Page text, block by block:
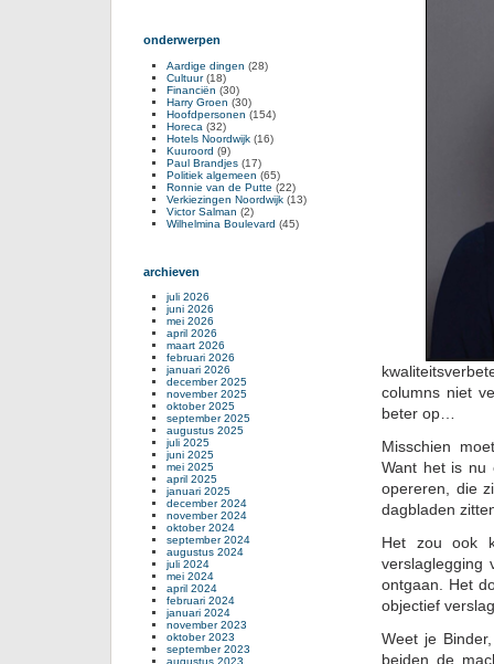
columns niet
beter op…
Misschien
Want het is nu
opereren, die
dagbladen
Het zou ook
verslaglegging
ontgaan. Het
objectief
Weet je
beiden de
onderwerpen
Aardige dingen (28)
Cultuur(18)
Financiën (30)
Harry Groen (30)
Hoofdpersonen (154)
Horeca (32)
Hotels Noordwijk (16)
Kuuroord (9)
Paul Brandjes (17)
Politiek algemeen (65)
Ronnie van de Putte (22)
Verkiezingen Noordwijk (13)
Victor Salman (2)
Wilhelmina Boulevard (45)
archieven
juli 2026
juni 2026
mei 2026
april 2026
maart 2026
februari 2026
januari 2026
december 2025
november 2025
oktober 2025
september 2025
augustus 2025
juli 2025
juni 2025
mei 2025
april 2025
januari 2025
december 2024
november 2024
oktober 2024
september 2024
augustus 2024
juli 2024
mei 2024
april 2024
februari 2024
januari 2024
november 2023
oktober 2023
september 2023
augustus 2023